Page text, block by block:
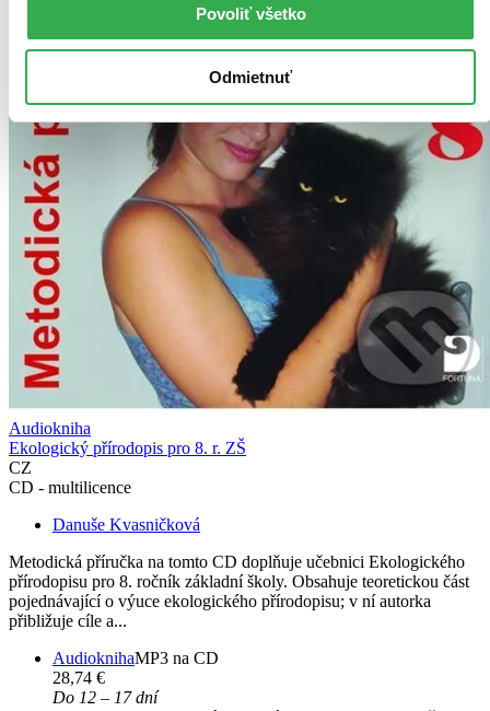
Povoliť všetko
Odmietnuť
Audiokniha
Ekologický přírodopis pro 8. r. ZŠ
CZ
CD - multilicence
Danuše Kvasničková
Metodická příručka na tomto CD doplňuje učebnici Ekologického
přírodopisu pro 8. ročník základní školy. Obsahuje teoretickou část
pojednávající o výuce ekologického přírodopisu; v ní autorka
přibližuje cíle a...
AudioknihaMP3 na CD
28,74 €
Do 12 – 17 dní